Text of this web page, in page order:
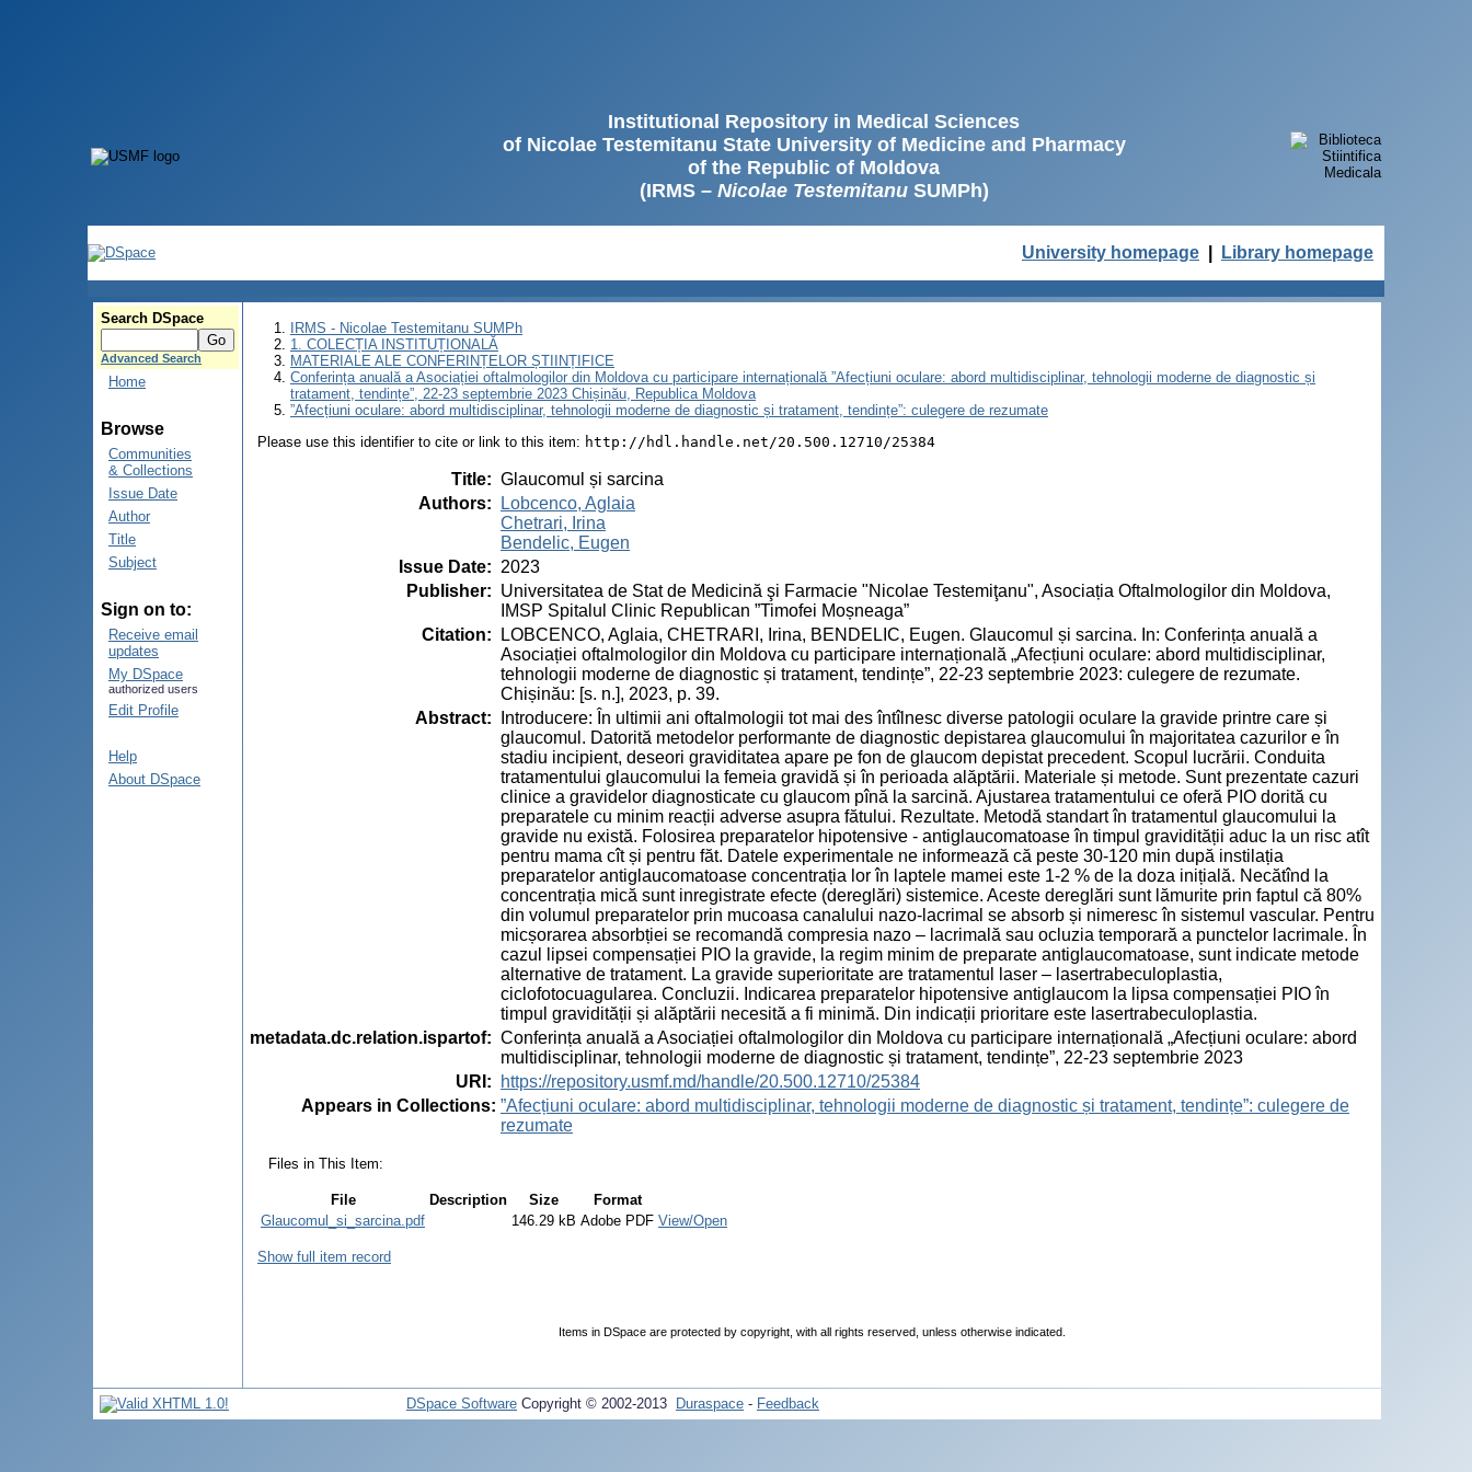
Institutional Repository in Medical Sciences
of Nicolae Testemitanu State University of Medicine and Pharmacy
of the Republic of Moldova
(IRMS – Nicolae TestemitanuSUMPh)
University homepage Library homepage
Search DSpace
Advanced Search
Home
Browse
Communities
& Collections
Issue Date
Author
Title
Subject
Sign on to:
Receive email
updates
My DSpace
authorized users
Edit Profile
Help
About DSpace
IRMS - Nicolae Testemitanu SUMPh
1. COLECȚIA INSTITUȚIONALĂ
MATERIALE ALE CONFERINȚELOR ȘTIINȚIFICE
Conferința anuală a Asociației oftalmologilor din Moldova cu participare internațională ”Afecțiuni oculare: abord multidisciplinar, tehnologii moderne de diagnostic și
tratament, tendințe”, 22-23 septembrie 2023 Chișinău, Republica Moldova
”Afecțiuni oculare: abord multidisciplinar, tehnologii moderne de diagnostic și tratament, tendințe”: culegere de rezumate
Please use this identifier to cite or link to this item: http://hdl.handle.net/20.500.12710/25384
Title: Glaucomul și sarcina
Authors:
Lobcenco, Aglaia
Chetrari, Irina
Bendelic, Eugen
Issue Date: 2023
Publisher: Universitatea de Stat de Medicină şi Farmacie "Nicolae Testemiţanu", Asociația Oftalmologilor din Moldova,
IMSP Spitalul Clinic Republican ”Timofei Moșneaga”
Citation:
LOBCENCO, Aglaia, CHETRARI, Irina, BENDELIC, Eugen. Glaucomul și sarcina. In: Conferința anuală a
Asociației oftalmologilor din Moldova cu participare internațională „Afecțiuni oculare: abord multidisciplinar,
tehnologii moderne de diagnostic și tratament, tendințe”, 22-23 septembrie 2023: culegere de rezumate.
Chișinău: [s. n.], 2023, p. 39.
Abstract:
Introducere: În ultimii ani oftalmologii tot mai des întîlnesc diverse patologii oculare la gravide printre care și
glaucomul. Datorită metodelor performante de diagnostic depistarea glaucomului în majoritatea cazurilor e în
stadiu incipient, deseori graviditatea apare pe fon de glaucom depistat precedent. Scopul lucrării. Conduita
tratamentului glaucomului la femeia gravidă și în perioada alăptării. Materiale și metode. Sunt prezentate cazuri
clinice a gravidelor diagnosticate cu glaucom pînă la sarcină. Ajustarea tratamentului ce oferă PIO dorită cu
preparatele cu minim reacții adverse asupra fătului. Rezultate. Metodă standart în tratamentul glaucomului la
gravide nu există. Folosirea preparatelor hipotensive - antiglaucomatoase în timpul gravidității aduc la un risc atît
pentru mama cît și pentru făt. Datele experimentale ne informează că peste 30-120 min după instilația
preparatelor antiglaucomatoase concentrația lor în laptele mamei este 1-2 % de la doza inițială. Necătînd la
concentrația mică sunt inregistrate efecte (dereglări) sistemice. Aceste dereglări sunt lămurite prin faptul că 80%
din volumul preparatelor prin mucoasa canalului nazo-lacrimal se absorb și nimeresc în sistemul vascular. Pentru
micșorarea absorbției se recomandă compresia nazo – lacrimală sau ocluzia temporară a punctelor lacrimale. În
cazul lipsei compensației PIO la gravide, la regim minim de preparate antiglaucomatoase, sunt indicate metode
alternative de tratament. La gravide superioritate are tratamentul laser – lasertrabeculoplastia,
ciclofotocuagularea. Concluzii. Indicarea preparatelor hipotensive antiglaucom la lipsa compensației PIO în
timpul gravidității și alăptării necesită a fi minimă. Din indicații prioritare este lasertrabeculoplastia.
metadata.dc.relation.ispartof: Conferința anuală a Asociației oftalmologilor din Moldova cu participare internațională „Afecțiuni oculare: abord
multidisciplinar, tehnologii moderne de diagnostic și tratament, tendințe”, 22-23 septembrie 2023
URI :
https://repository.usmf.md/handle/20.500.12710/25384
Appears in Collections: ”Afecțiuni oculare: abord multidisciplinar, tehnologii moderne de diagnostic și tratament, tendințe”: culegere de
rezumate
Files in This Item:
File Description Size
Format
Glaucomul_si_sarcina.pdf
146.29 kB Adobe PDF View/Open
Show full item record
Items in DSpace are protected by copyright, with all rights reserved, unless otherwise indicated.
DSpace Software Copyright © 2002-2013 Duraspace - Feedback